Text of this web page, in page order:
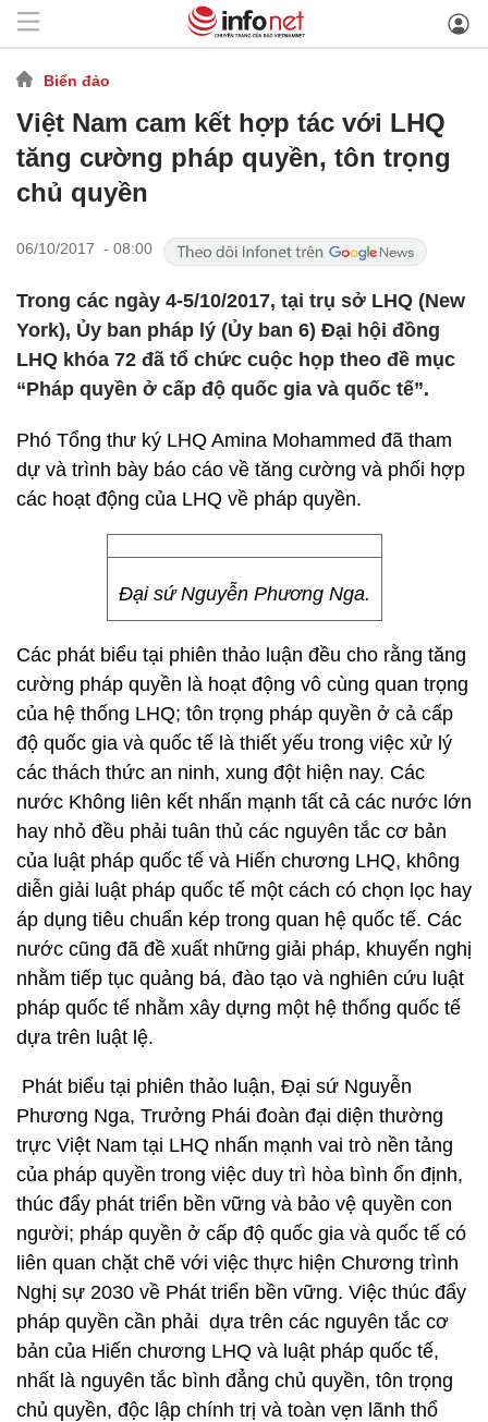
Biển đảo
Việt Nam cam kết hợp tác với LHQ
tăng cường pháp quyền, tôn trọng
chủ quyền
06/10/2017 - 08:00
Trong các ngày 4-5/10/2017, tại trụ sở LHQ (New
York), Ủy ban pháp lý (Ủy ban 6) Đại hội đồng
LHQ khóa 72 đã tổ chức cuộc họp theo đề mục
“Pháp quyền ở cấp độ quốc gia và quốc tế”.
Phó Tổng thư ký LHQ Amina Mohammed đã tham
dự và trình bày báo cáo về tăng cường và phối hợp
các hoạt động của LHQ về pháp quyền.
Đại sứ Nguyễn Phương Nga.
Các phát biểu tại phiên thảo luận đều cho rằng tăng
cường pháp quyền là hoạt động vô cùng quan trọng
của hệ thống LHQ; tôn trọng pháp quyền ở cả cấp
độ quốc gia và quốc tế là thiết yếu trong việc xử lý
các thách thức an ninh, xung đột hiện nay. Các
nước Không liên kết nhấn mạnh tất cả các nước lớn
hay nhỏ đều phải tuân thủ các nguyên tắc cơ bản
của luật pháp quốc tế và Hiến chương LHQ, không
diễn giải luật pháp quốc tế một cách có chọn lọc hay
áp dụng tiêu chuẩn kép trong quan hệ quốc tế. Các
nước cũng đã đề xuất những giải pháp, khuyến nghị
nhằm tiếp tục quảng bá, đào tạo và nghiên cứu luật
pháp quốc tế nhằm xây dựng một hệ thống quốc tế
dựa trên luật lệ.
Phát biểu tại phiên thảo luận, Đại sứ Nguyễn
Phương Nga, Trưởng Phái đoàn đại diện thường
trực Việt Nam tại LHQ nhấn mạnh vai trò nền tảng
của pháp quyền trong việc duy trì hòa bình ổn định,
thúc đẩy phát triển bền vững và bảo vệ quyền con
người; pháp quyền ở cấp độ quốc gia và quốc tế có
liên quan chặt chẽ với việc thực hiện Chương trình
Nghị sự 2030 về Phát triển bền vững. Việc thúc đẩy
pháp quyền cần phải dựa trên các nguyên tắc cơ
bản của Hiến chương LHQ và luật pháp quốc tế,
nhất là nguyên tắc bình đẳng chủ quyền, tôn trọng
chủ quyền, độc lập chính trị và toàn vẹn lãnh thổ